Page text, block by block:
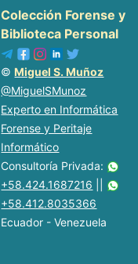
Colección Forense y
Biblioteca Personal
©Miguel S. Muñoz
@MiguelSMunoz
Experto en Informática
Forense y Peritaje
Informático
Consultoría Privada:
+58.424.1687216
+58.412.8035366
Ecuador - Venezuela